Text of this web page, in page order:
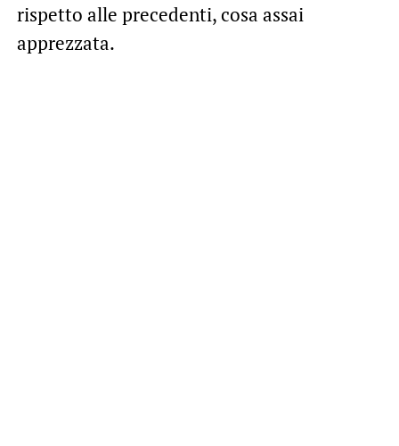
rispetto alle precedenti, cosa assai
apprezzata.